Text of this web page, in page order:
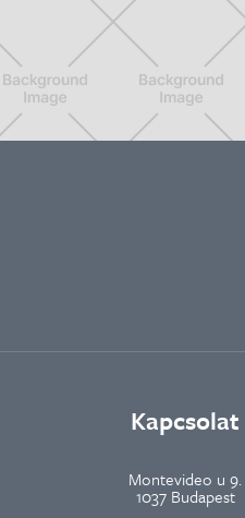
Kapcsolat
Montevideo u 9.
1037 Budapest